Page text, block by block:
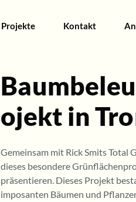
Projekte Kontakt
ojekt in
Gemeinsam mit Rick Smits Total
dieses besondere
präsentieren. Dieses Projekt
imposanten Bäumen und